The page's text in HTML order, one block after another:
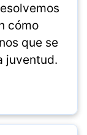
cómo
que se
juventud.